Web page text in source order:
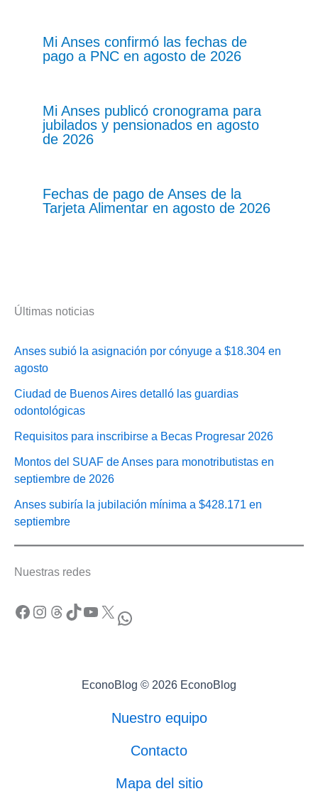
Mi Anses confirmó las fechas de
pago a PNC en agosto de 2026
Mi Anses publicó cronograma para
jubilados y pensionados en agosto
de 2026
Fechas de pago de Anses de la
Tarjeta Alimentar en agosto de 2026
Últimas noticias
Anses subió la asignación por cónyuge a $18.304 en
agosto
Ciudad de Buenos Aires detalló las guardias
odontológicas
Requisitos para inscribirse a Becas Progresar 2026
Montos del SUAF de Anses para monotributistas en
septiembre de 2026
Anses subiría la jubilación mínima a $428.171 en
septiembre
Nuestras redes
Facebook Instagram Threads TikTok YouTube X WhatsApp
EconoBlog © 2026 EconoBlog
Nuestro equipo
Contacto
Mapa del sitio